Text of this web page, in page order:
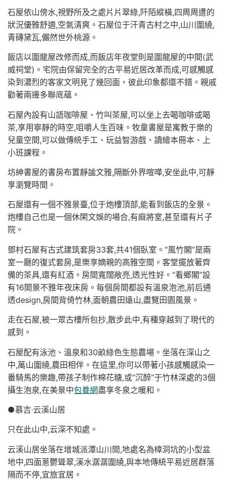
石屋依山傍水,視野所及之處片片翠綠,阡陌縱橫,四周周遭的
狀況優雅舒適,空氣清爽。石屋位于汗青古村之中,山川圍繞,
青磚黛瓦,儼然世外桃源。
飯店以圍龍屋改修而成,而飯店年夜堂則是圍龍屋的中間(武
威祠堂)。宅院由保留完全的古平易近居改革而成,可感觸感
染到濃烈的客家文明見了幾回面，彼此印象都還不錯。親戚
勸著兩邊多聯底蘊。
石屋內設有山語咖啡屋、竹叫茶屋,可以坐上去喝咖啡或喝
茶,享用寧靜的時空,咀嚼人生百味。牧童書屋是寓教于樂的
兒童空間,可以做傳統手工、玩益智游戲、讀繪本冊本、上
小班課程。
坊紳書屋的書房布置靜謐文雅,隔斷外界喧嘩,安坐此中,可靜
享瀏覽時間。
石屋還有一個不雅景臺,位于炮樓頂部,能看到飯店的全景。
炮樓自己也是一個休閑文娛的場合,有麻將室,甚至還有片子
院。
鄧村石屋有古式建筑套房33套,共41個臥室。“風竹閣”是兩
室一廳的復式套房,是樂享嫡親的高雅空間。客堂擺放著齊
備的茶具,還有紅酒。房間寬闊敞亮,透光性好。“看鄉閣”設
有16間景不雅年夜床房。每個房間都設有溫泉泡池,前后通
透design,房間背倚竹林,面朝農田遠山,盡覽田園風景。
走在石屋,被一眾古樓所包抄,散步此中,有種穿越到了現代的
感到。
石屋配有泳池、溫泉和30畝綠色生態農場。坐落在深山之
中,萬山圍繞,農田相伴。在這里,你可以帶著小孩感觸感染一
番騎馬的樂趣,帶孩子制作棉花糖,或“沉醉”于竹林深處的3個
攝生泡泉,在美景中包養網盡享冬泉之暖和。
●慕吉·云溪山居
只在此山中,云深不知處。
云溪山居坐落在增城派潭山川間,地處名為樟洞坑的小型盆
地中,四面蔥鬱聳翠,溪水潺潺圍繞,與本地傳統平易近居群落
隔而不停,宜旅宜居。